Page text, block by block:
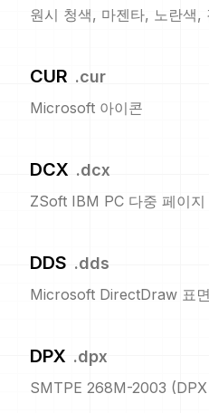
원시 청색, 마젠타, 노란색,
CUR .cur
Microsoft 아이콘
DCX .dcx
ZSoft IBM PC 다중 페이
DDS .dds
Microsoft DirectDraw 표면
DPX .dpx
SMTPE 268M-2003 (DPX